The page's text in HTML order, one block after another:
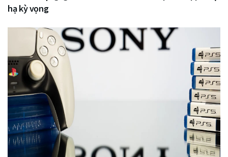
hạ kỳ vọng